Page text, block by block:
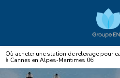
Où acheter une station de relevage pour
à Cannes en Alpes-Maritimes 06